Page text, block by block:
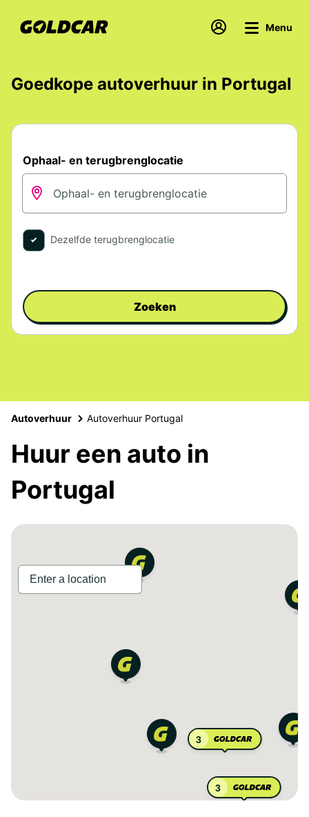
Menu
Goedkope autoverhuur in Portugal
Ophaal- en terugbrenglocatie
Dezelfde terugbrenglocatie
Zoeken
Autoverhuur Autoverhuur Portugal
Huur een auto in
Portugal
3
3